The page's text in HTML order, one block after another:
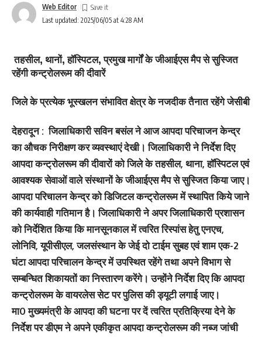
Last updated: 2025/06/05 at 4:28 AM
Web Editor
तहसील, थानों, हॉस्पिटल, प्रमुख मार्गों के जीआईएस मैप से सुस्जित
रहेंगी कन्ट्रोलरूम की दीवारें
जिले के प्रत्येक भूस्खलन संभावित क्षेत्र के नजदीक तैनात रहेंगे जेसीबी
देहरादून : जिलाधिकारी सविन बसंल ने आज आपदा परिचाजन केन्द्र
का औचक निरीक्षण कर व्यवस्थाएं देखी। जिलाधिकारी ने निर्देश दिए
आपदा कन्ट्रोलरूम की दीवारों को जिले के तहसील, थाना, हॉस्पिटल एवं
आवश्यक सेवाओं वाले संस्थानों के जीआईएस मैप से सुस्जित किया जाए।
आपदा परिचालन केन्द्र को डिजिटल कन्ट्रोलरूम में स्थापित किये जाने
की कार्यवाही गतिमान है। जिलाधिकारी ने अपर जिलाधिकारी प्रशासन
को निर्देशित किया कि मानसूनकाल में त्वरित रिस्पांस हेतु एनएच,
लोनिवि, यूपीसीएल, जलसंस्थान के जेई दो टाईम सुबह एवं शाम एक-2
घंटा आपदा परिचालन केन्द्र में उपस्थित रहेंगे तथा अपने विभाग से
सम्बन्धित शिकायतों का निस्तारण करेंगे। उन्होंने निर्देश दिए कि आपदा
कन्ट्रोलरूम के वायरलेस सेट पर पुलिस की ड्यूटी लगाई जाए।
मा0 मुख्यमंत्री के आपदा की घटना पर दें त्वरित प्रतिक्रिया देने के
निर्देश पर डीएम ने अपने एकीकृत आपदा कन्ट्रोलरूम की नब्ज जांची